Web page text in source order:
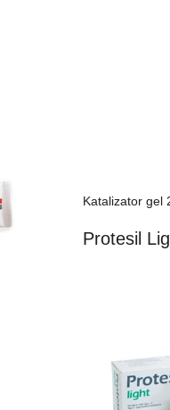
Katalizator gel
Protesil